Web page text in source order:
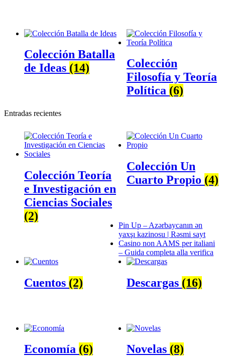
Colección Batalla
de Ideas (14)
Colección
Filosofía y Teoría
Política (6)
Colección Teoría
e Investigación en
Ciencias Sociales
(2)
Colección Un
Cuarto Propio (4)
Cuentos (2) Descargas (16)
Economía (6) Novelas (8)
Entradas recientes
Pin Up – Azərbaycanın ən
yaxşı kazinosu | Rəsmi sayt
Casino non AAMS per italiani
– Guida completa alla verifica